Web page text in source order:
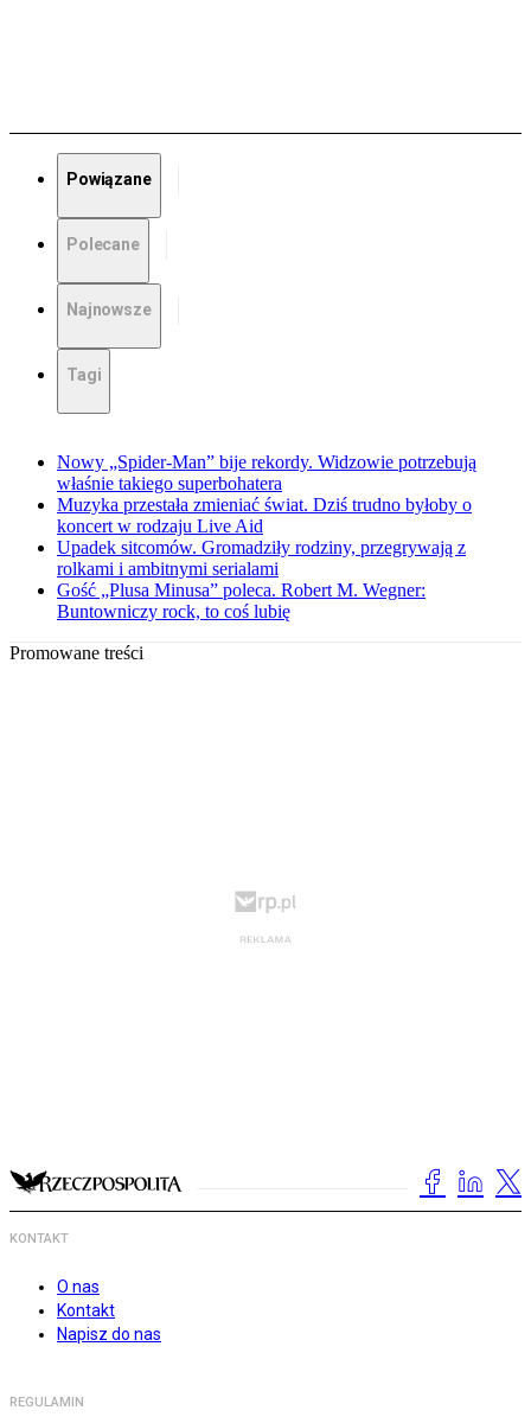
Powiązane
Polecane
Najnowsze
Tagi
Nowy „Spider-Man” bije rekordy. Widzowie potrzebują
właśnie takiego superbohatera
Muzyka przestała zmieniać świat. Dziś trudno byłoby o
koncert w rodzaju Live Aid
Upadek sitcomów. Gromadziły rodziny, przegrywają z
rolkami i ambitnymi serialami
Gość „Plusa Minusa” poleca. Robert M. Wegner:
Buntowniczy rock, to coś lubię
Promowane treści
KONTAKT
O nas
Kontakt
Napisz do nas
REGULAMIN